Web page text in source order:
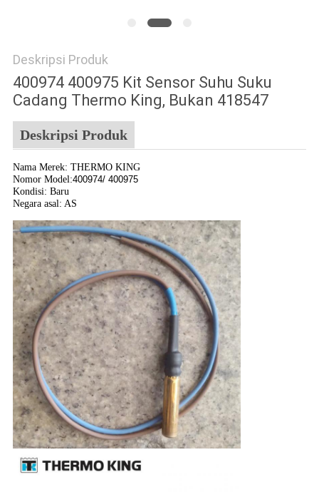
Deskripsi Produk
400974 400975 Kit Sensor Suhu Suku
Cadang Thermo King, Bukan 418547
Deskripsi Produk
Nama Merek: THERMO KING
Nomor Model:400974/ 400975
Kondisi: Baru
Negara asal: AS